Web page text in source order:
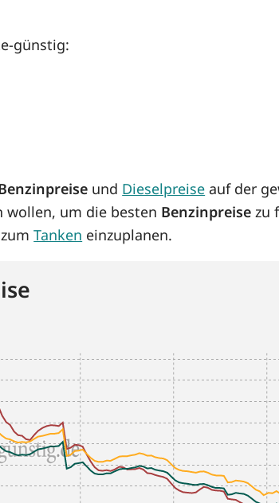
günstig:
und Dieselpreise auf der
wollen, um die besten Benzinpreise zu
zumTanken einzuplanen.